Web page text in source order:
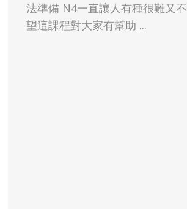
法準備 N4一直讓人有種很難又不難的感覺 希
望這課程對大家有幫助 ...